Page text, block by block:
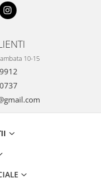
10-15